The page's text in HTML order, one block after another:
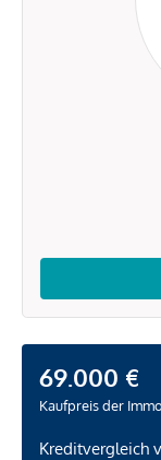
69.000 €
Kaufpreis der
Kreditvergleich